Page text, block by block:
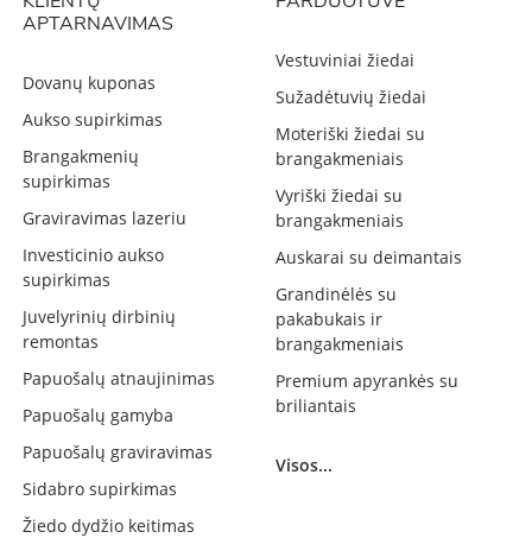
APTARNAVIMAS
Dovanų kuponas
Aukso supirkimas
Brangakmenių
supirkimas
Graviravimas lazeriu
Investicinio aukso
supirkimas
Juvelyrinių dirbinių
remontas
Papuošalų atnaujinimas
Papuošalų gamyba
Papuošalų graviravimas
Sidabro supirkimas
Žiedo dydžio keitimas
Vestuviniai žiedai
Sužadėtuvių žiedai
Moteriški žiedai su
brangakmeniais
Vyriški žiedai su
brangakmeniais
Auskarai su deimantais
Grandinėlės su
pakabukais ir
brangakmeniais
Premium apyrankės su
briliantais
Visos...